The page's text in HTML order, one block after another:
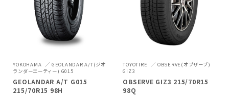
YOKOHAMA
GEOLANDAR A/T(ジオ
ランダーエーティー) G015
GEOLANDAR A/T G015
215/70R15 98H
TOYOTIRE
OBSERVE(オブザーブ)
GIZ3
OBSERVE GIZ3 215/70R15
98Q